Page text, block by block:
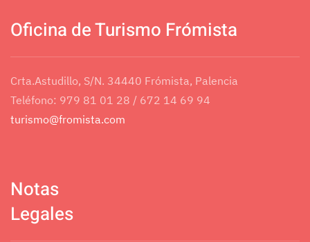
Oficina de Turismo Frómista
Crta.Astudillo, S/N. 34440 Frómista, Palencia
Teléfono: 979 81 01 28 / 672 14 69 94
turismo@fromista.com
Notas
Legales